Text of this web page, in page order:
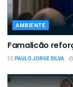
AMBIENTE
Famalicão
DEPAULO JORGE SILVA